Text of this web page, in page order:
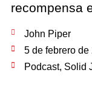
recompensa
John Piper
5 de febrero de
Podcast, Solid